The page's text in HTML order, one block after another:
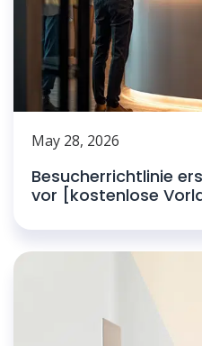
May 28, 2026
Besucherrichtlinie
vor [kostenlose